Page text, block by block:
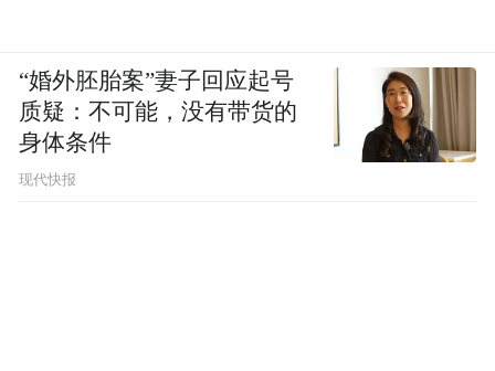
“婚外胚胎案”妻子回应起号
质疑：不可能，没有带货的
身体条件
现代快报